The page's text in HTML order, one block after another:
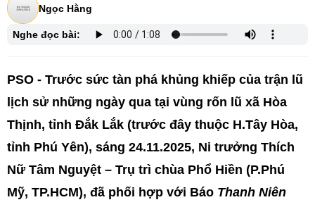
Ngọc Hằng
Nghe đọc bài:
PSO - Trước sức tàn phá khủng khiếp của trận lũ
lịch sử những ngày qua tại vùng rốn lũ xã Hòa
Thịnh, tỉnh Đắk Lắk (trước đây thuộc H.Tây Hòa,
tỉnh Phú Yên), sáng 24.11.2025, Ni trưởng Thích
Nữ Tâm Nguyệt – Trụ trì chùa Phổ Hiền (P.Phú
Mỹ, TP.HCM), đã phối hợp với Báo Thanh Niên